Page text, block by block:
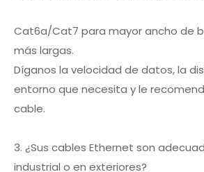
Cat6a/Cat7 para mayor ancho de
más largas.
Díganos la velocidad de datos, la
entorno que necesita y le
cable.
3. ¿Sus cables Ethernet son
industrial o en exteriores?